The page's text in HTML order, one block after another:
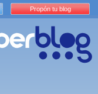
Propón tu blog